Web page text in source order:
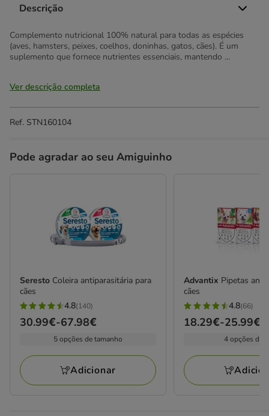
Descrição
Complemento nutricional 100% natural para todas as espécies
(aves, hamsters, peixes, coelhos, doninhas, gatos, cães). É um
suplemento que fornece nutrientes essenciais, mantendo ...
Ver descrição completa
Ref. STN160104
Pode agradar ao seu Amiguinho
Seresto Coleira antiparasitária para
cães
4.8
estrelas
140
avaliações
4.8(140)
Preço
a
67.98€
30.99€-67.98€
5 opções de tamanho
Adicionar
Advantix Pipetas
cães
4.8
estrelas
66
avaliações
4.8(66)
Preço
a
25.99€
18.29€-25.99€
4 opções de